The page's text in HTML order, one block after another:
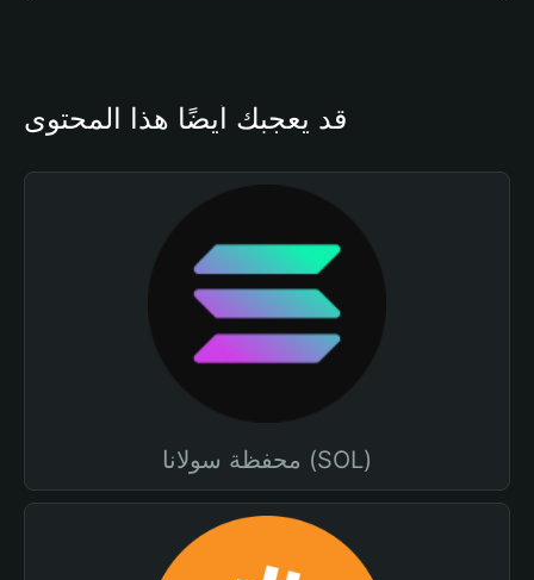
قد يعجبك أيضًا هذا المحتوى
محفظة سولانا (SOL)